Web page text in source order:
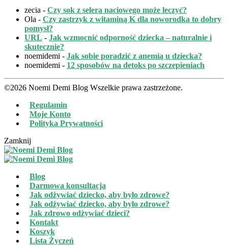
zecia - Czy sok z selera naciowego może leczyć?
Ola - Czy zastrzyk z witaminą K dla noworodka to dobry
pomysł?
URL - Jak wzmocnić odporność dziecka – naturalnie i
skutecznie?
noemidemi - Jak sobie poradzić z anemią u dziecka?
noemidemi - 12 sposobów na detoks po szczepieniach
©2026 Noemi Demi Blog Wszelkie prawa zastrzeżone.
Regulamin
Moje Konto
Polityka Prywatności
Zamknij
Blog
Darmowa konsultacja
Jak odżywiać dziecko, aby było zdrowe?
Jak odżywiać dziecko, aby było zdrowe?
Jak zdrowo odżywiać dzieci?
Kontakt
Koszyk
Lista Życzeń